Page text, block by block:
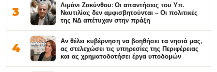
3
Λιμάνι Ζακύνθου: Οι απαντήσεις του Υπ.
Ναυτιλίας δεν αμφισβητούνται – Οι πολιτικές
της ΝΔ απέτυχαν στην πράξη
4
Αν θέλει κυβέρνηση να βοηθήσει τα νησιά μας,
ας στελεχώσει τις υπηρεσίες της Περιφέρειας
και ας χρηματοδοτήσει έργα υποδομών